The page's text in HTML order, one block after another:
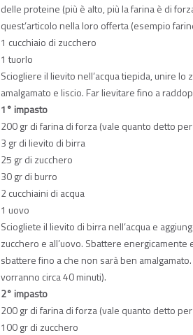
delle proteine (più è alto, più la farina è di
quest’articolo nella loro offerta (esempio
1 cucchiaio di zucchero
1 tuorlo
Sciogliere il lievito nell’acqua tiepida, unire
amalgamato e liscio. Far lievitare fino a
1° impasto
200 gr di farina di forza (vale quanto detto
3 gr di lievito di birra
25 gr di zucchero
30 gr di burro
2 cucchiaini di acqua
1 uovo
Sciogliete il lievito di birra nell’acqua e
zucchero e all’uovo. Sbattere
sbattere fino a che non sarà ben
vorranno circa 40 minuti).
2° impasto
200 gr di farina di forza (vale quanto detto
100 gr di zucchero